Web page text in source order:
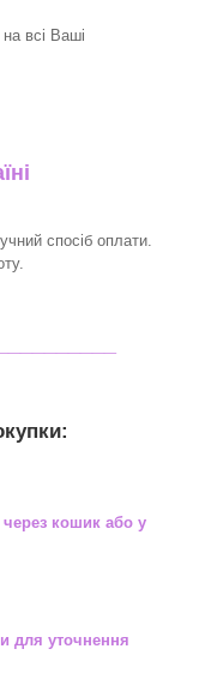
всі Ваші
спосіб оплати.
кошик або у
для уточнення